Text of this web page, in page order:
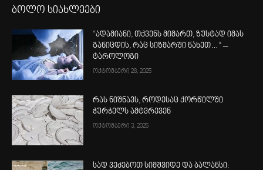
ბოლო სიახლეები
“ადამიანი, თქვენს მიმართ, ზუსტად იმას
განიცდის, რაც სიზმარში ნახეთ…“ –
ტაროლოგი
ოქტომბერი 28, 2025
რას ნიშნავს, როდესაც ქორწილში
ჭურჭელს ამტვრევენ
ოქტომბერი 3, 2025
სად ვეძებოთ სიმშვიდე და ბალანსი: